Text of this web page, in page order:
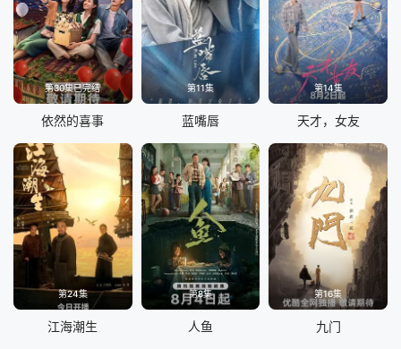
第30集已完结
依然的喜事
第11集
蓝嘴唇
第14集
天才，女友
第24集
江海潮生
第8集
人鱼
第16集
九门